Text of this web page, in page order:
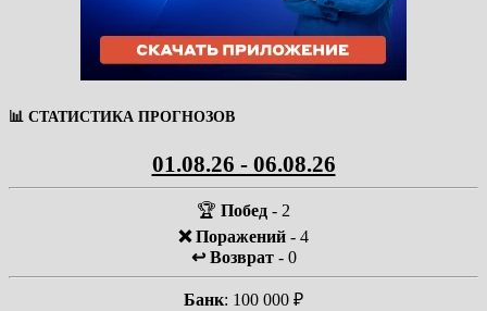
📊 СТАТИСТИКА ПРОГНОЗОВ
01.08.26 - 06.08.26
🏆 Побед - 2
❌ Поражений - 4
↩️ Возврат- 0
Банк: 100 000 ₽